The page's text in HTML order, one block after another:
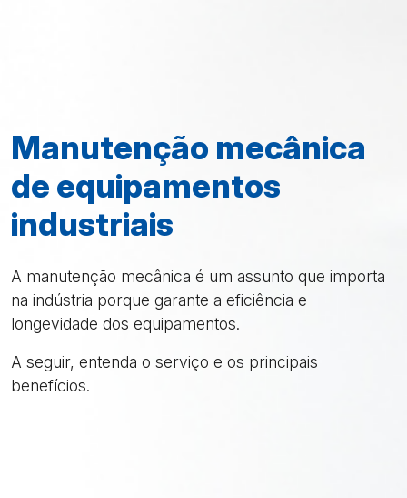
Manutenção mecânica
de equipamentos
industriais
A manutenção mecânica é um assunto que importa
na indústria porque garante a eficiência e
longevidade dos equipamentos.
A seguir, entenda o serviço e os principais
benefícios.